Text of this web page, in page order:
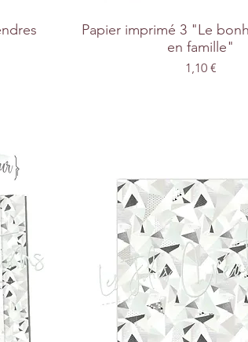
Papier imprimé 3 "Le
en famille"
Prix
1,10 €